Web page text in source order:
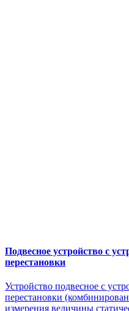
Подвесное устройство с
перестановки
Устройство подвесное с
перестановки
измерения величины